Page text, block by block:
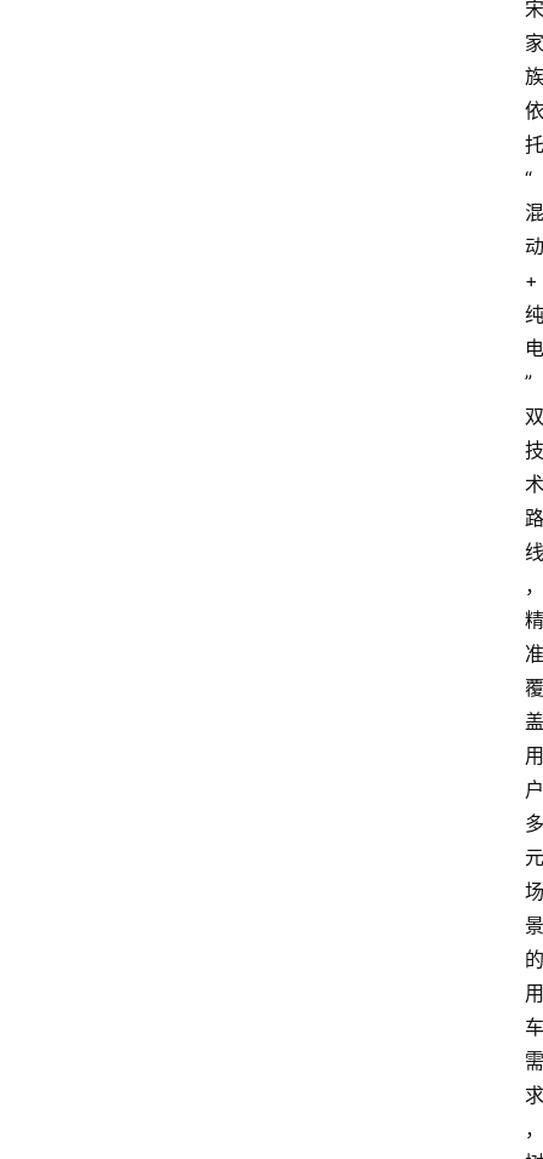
宋
家
族
依
托
“
混
动
+
纯
电
”
双
技
术
路
线
，
精
准
覆
盖
用
户
多
元
场
景
的
用
车
需
求
，